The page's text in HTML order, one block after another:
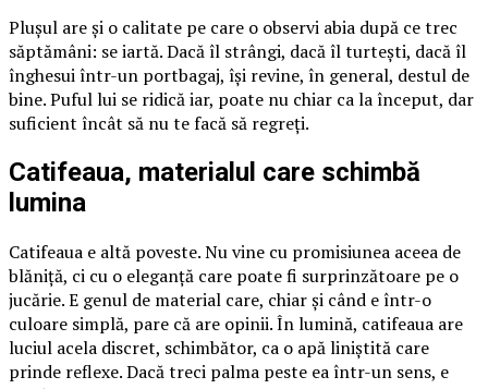
Plușul are și o calitate pe care o observi abia după ce trec
săptămâni: se iartă. Dacă îl strângi, dacă îl turtești, dacă îl
înghesui într-un portbagaj, își revine, în general, destul de
bine. Puful lui se ridică iar, poate nu chiar ca la început, dar
suficient încât să nu te facă să regreți.
Catifeaua, materialul care schimbă
lumina
Catifeaua e altă poveste. Nu vine cu promisiunea aceea de
blăniță, ci cu o eleganță care poate fi surprinzătoare pe o
jucărie. E genul de material care, chiar și când e într-o
culoare simplă, pare că are opinii. În lumină, catifeaua are
luciul acela discret, schimbător, ca o apă liniștită care
prinde reflexe. Dacă treci palma peste ea într-un sens, e